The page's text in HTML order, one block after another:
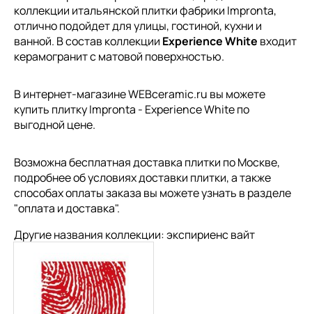
коллекции итальянской плиткифабрики Impronta,
отлично подойдет для улицы, гостиной, кухни и
ванной. В состав коллекции Experience White входит
керамогранит с матовой поверхностью.
В интернет-магазине WEBceramic.ru вы можете
купить плитку Impronta - Experience White по
выгодной цене.
Возможна бесплатная доставка плитки по Москве,
подробнее об условиях доставки плитки, а также
способах оплаты заказа вы можете узнать в разделе
"оплата и доставка".
Другие названия коллекции: экспириенс вайт